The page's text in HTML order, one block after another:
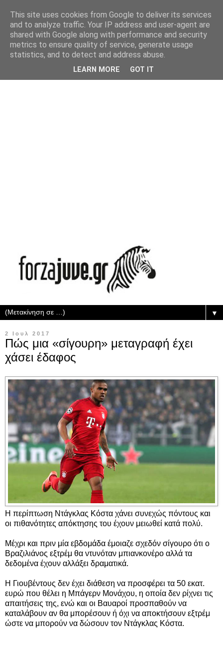
▼
2 Ιουλ 2017
Πώς μια «σίγουρη» μεταγραφή έχει
χάσει έδαφος
Η περίπτωση Ντάγκλας Κόστα χάνει συνεχώς πόντους και
οι πιθανότητες απόκτησης του έχουν μειωθεί κατά πολύ.
Μέχρι και πριν μία εβδομάδα έμοιαζε σχεδόν σίγουρο ότι ο
Βραζιλιάνος εξτρέμ θα ντυνόταν μπιανκονέρο αλλά τα
δεδομένα έχουν αλλάξει δραματικά.
Η Γιουβέντους δεν έχει διάθεση να προσφέρει τα 50 εκατ.
ευρώ που θέλει η Μπάγερν Μονάχου, η οποία δεν ρίχνει τις
απαιτήσεις της, ενώ και οι Βαυαροί προσπαθούν να
καταλάβουν αν θα μπορέσουν ή όχι να αποκτήσουν εξτρέμ
ώστε να μπορούν να δώσουν τον Ντάγκλας Κόστα.
This site uses cookies from Google to deliver its services
and to analyze traffic. Your IP address and user-agent are
shared with Google along with performance and security
metrics to ensure quality of service, generate usage
statistics, and to detect and address abuse.
LEARN MORE GOT IT